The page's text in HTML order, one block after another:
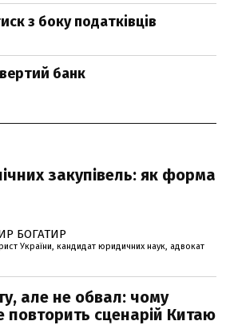
з боку податківців
банк
закупівель: як форма
БОГАТИР
України, кандидат юридичних наук, адвокат
але не обвал: чому
повторить сценарій Китаю